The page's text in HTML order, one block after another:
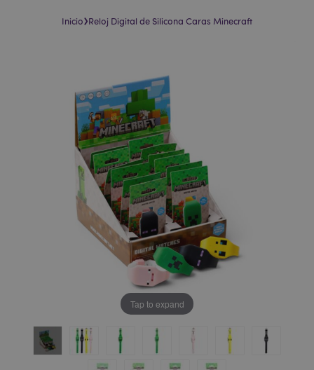
Inicio›Reloj Digital de Silicona Caras Minecraft
Tap to expand